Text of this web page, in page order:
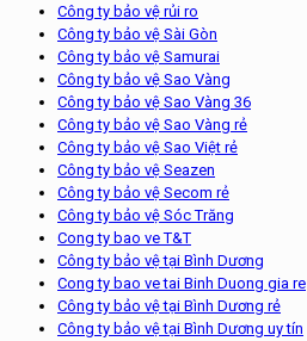
Công ty bảo vệ rủi ro
Công ty bảo vệ Sài Gòn
Công ty bảo vệ Samurai
Công ty bảo vệ Sao Vàng
Công ty bảo vệ Sao Vàng 36
Công ty bảo vệ Sao Vàng rẻ
Công ty bảo vệ Sao Việt rẻ
Công ty bảo vệ Seazen
Công ty bảo vệ Secom rẻ
Công ty bảo vệ Sóc Trăng
Cong ty bao ve T&T
Công ty bảo vệ tại Bình Dương
Cong ty bao ve tai Binh Duong gia re
Công ty bảo vệ tại Bình Dương rẻ
Công ty bảo vệ tại Bình Dương uy tín